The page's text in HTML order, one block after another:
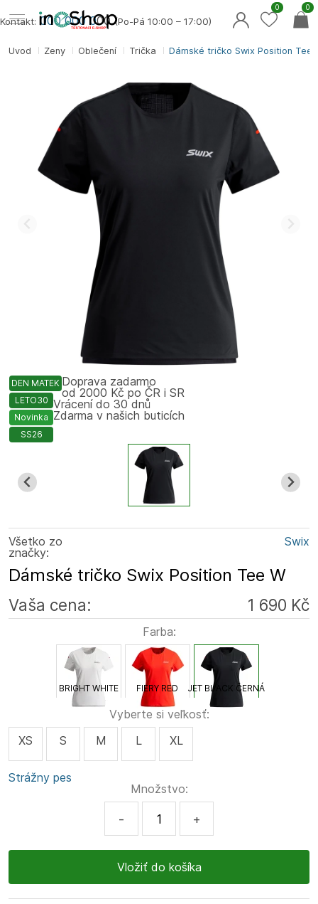
Úvod Ženy Oblečení Trička Dámské tričko Swix Position Tee
DEN MATEK
LETO30
Novinka
SS26
Všetko zo
značky:
Swix
Dámské tričko Swix Position Tee W
Vaša cena: 1 690 Kč
Farba:
BRIGHT WHITE FIERY RED JET BLACK ČERNÁ
Vyberte si veľkosť:
XS
S M L XL
Strážny pes
Množstvo:
- +
Doprava zadarmo
od 2000 Kč po ČR i SR
Vrácení do 30 dnů
Zdarma v našich buticích
Kontakt: 000 000 000(Po-Pá 10:00 – 17:00)
0
0